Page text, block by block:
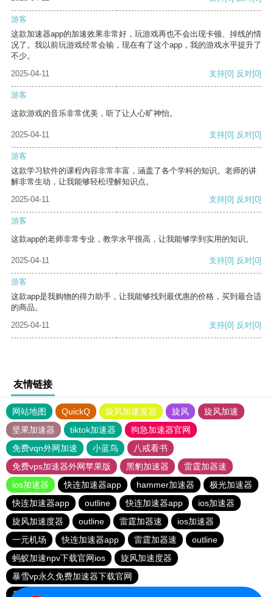
游客
这款加速器app的加速效果非常好，玩游戏再也不会出现卡顿、掉线的情
况了。我以前玩游戏经常会输，现在有了这个app，我的游戏水平提升了
不少。
2025-04-11
支持[0] 反对[0]
游客
这款游戏的音乐非常优美，听了让人心旷神怡。
2025-04-11 支持[0] 反对[0]
游客
这款学习软件的课程内容非常丰富，涵盖了各个学科的知识。老师的讲
解非常生动，让我能够轻松理解知识点。
2025-04-11
支持[0] 反对[0]
游客
这款app的老师非常专业，教学水平很高，让我能够学到实用的知识。
2025-04-11 支持[0] 反对[0]
游客
这款app是我购物的得力助手，让我能够找到最优惠的价格，买到最合适
的商品。
2025-04-11
支持[0] 反对[0]
友情链接
网站地图 QuickQ 旋风加速度器 旋风
旋风加速
坚果加速器
tiktok加速器
狗急加速器官网
免费vqn外网加速
小蓝鸟
八戒看书
免费vps加速器外网苹果版
黑豹加速器
雷霆加器速
ios加速器
快连加速器app hammer加速器
极光加速器
快连加速器app
outline 快连加速器app
ios加速器
旋风加速度器
outline 雷霆加器速
ios加速器
一元机场
快连加速器app 雷霆加器速
outline
蚂蚁加速npv下载官网ios
旋风加速度器
暴雪vp永久免费加速器下载官网
暴雪vp永久免费加速器下载官网